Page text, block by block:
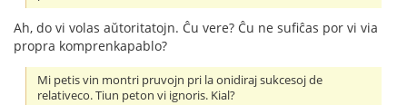
Ah, do vi volas aŭtoritatojn. Ĉu vere? Ĉu ne sufiĉas por vi via
propra komprenkapablo?
Mi petis vin montri pruvojn pri la onidiraj sukcesoj de
relativeco. Tiun peton vi ignoris. Kial?